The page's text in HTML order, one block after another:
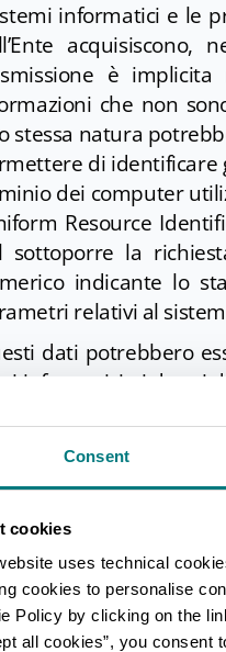
Consent
cookies
uses technical
cookies to personalise
Policy by clicking on the
all cookies”, you
informatici e le
è
che non
stessa natura
di identificare
dei computer
Resource
sottoporre la
indicante lo
relativi al
dati potrebbero
informatici ai danni
Dati comunicati
facoltativo,
comportano
di tutti i dati
Iscrizione alla